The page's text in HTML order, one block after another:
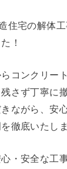
住宅の解体
！
コンクリー
さず丁寧に
ながら、安
徹底いたし
・安全な工